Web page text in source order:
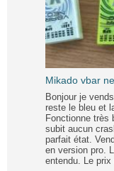
Mikado vbar
Bonjour je
reste le bleu et
Fonctionne très
subit aucun
parfait état.
en version pro.
entendu. Le